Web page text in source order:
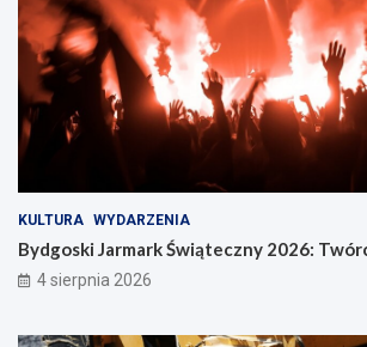
KULTURA WYDARZENIA
Bydgoski Jarmark Świąteczny 2026:
4 sierpnia 2026